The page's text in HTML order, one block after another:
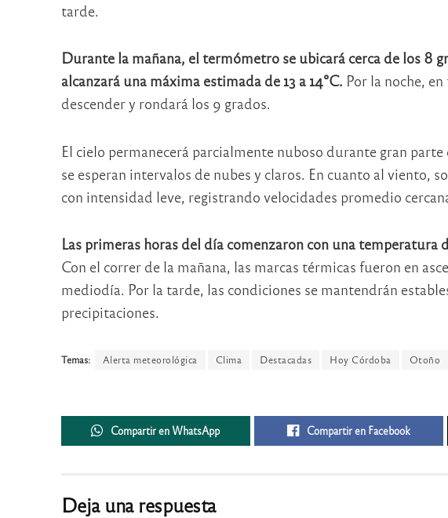
tarde.
Durante la mañana, el termómetro se ubicará cerca de los 8
alcanzará una máxima estimada de 13 a 14°C. Por la noche,
descender y rondará los 9 grados.
El cielo permanecerá parcialmente nuboso durante gran
se esperan intervalos de nubes y claros. En cuanto al viento,
con intensidad leve, registrando velocidades promedio
Las primeras horas del día comenzaron con una temperatura
Con el correr de la mañana, las marcas térmicas fueron en
mediodía. Por la tarde, las condiciones se mantendrán
precipitaciones.
Temas: Alerta meteorológica Clima Destacadas Hoy Córdoba Otoño
Compartir en WhatsApp Compartir en Facebook
Deja una respuesta